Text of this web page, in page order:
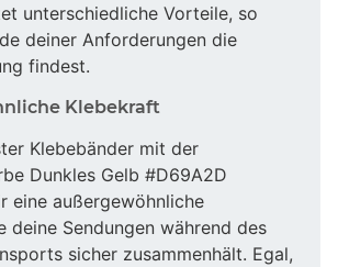
unterschiedliche Vorteile, so
deiner Anforderungen die
findest.
Klebekraft
Klebebänder mit der
Dunkles Gelb #D69A2D
eine außergewöhnliche
deine Sendungen während des
sicher zusammenhält. Egal,